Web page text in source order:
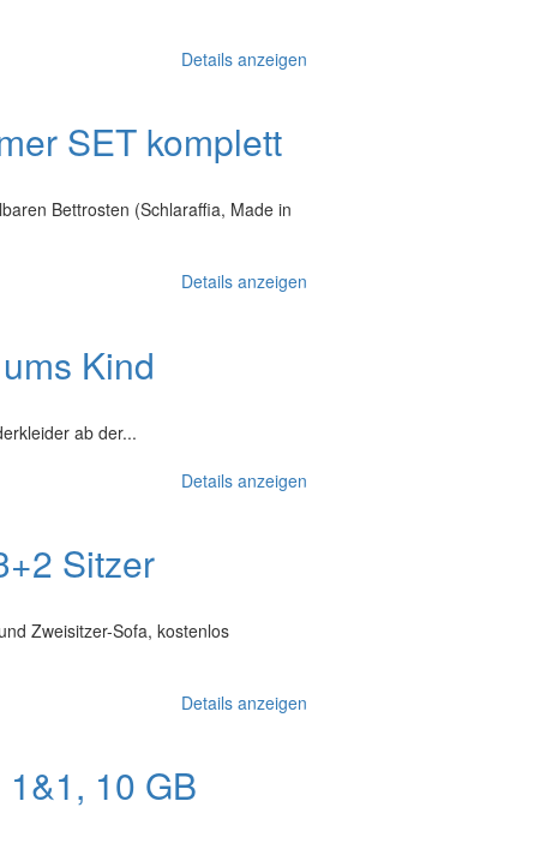
Details anzeigen
SET komplett
Bettrosten (Schlaraffia, Made in
Details anzeigen
Kind
ab der...
Details anzeigen
Sitzer
Zweisitzer-Sofa, kostenlos
Details anzeigen
10 GB